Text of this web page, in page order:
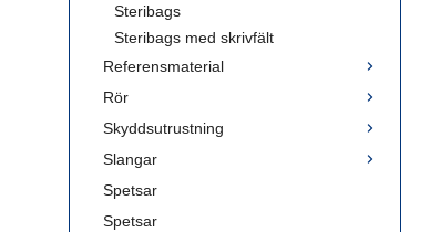
Steribags
Steribags med skrivfält
Referensmaterial
Rör
Skyddsutrustning
Slangar
Spetsar
Spetsar